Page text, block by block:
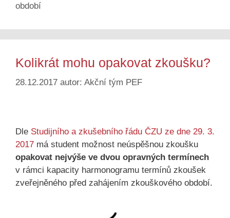
období
Kolikrát mohu opakovat zkoušku?
28.12.2017 autor: Akční tým PEF
Dle Studijního a zkušebního řádu ČZU ze dne 29. 3.
2017 má student možnost neúspěšnou zkoušku
opakovat nejvýše ve dvou opravných termínech
v rámci kapacity harmonogramu termínů zkoušek
zveřejněného před zahájením zkouškového období.